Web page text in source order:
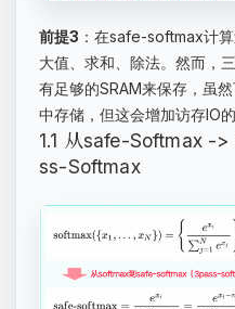
前提3 ：在safe-softmax计
大值、求和、除法。然而，
有足够的SRAM来保存，虽
中存储，但这会增加访存IO
1.1 从safe-Softmax -
ss-Softmax